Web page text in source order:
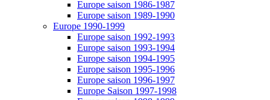
Europe saison 1986-1987
Europe saison 1989-1990
Europe 1990-1999
Europe saison 1992-1993
Europe saison 1993-1994
Europe saison 1994-1995
Europe saison 1995-1996
Europe saison 1996-1997
Europe Saison 1997-1998